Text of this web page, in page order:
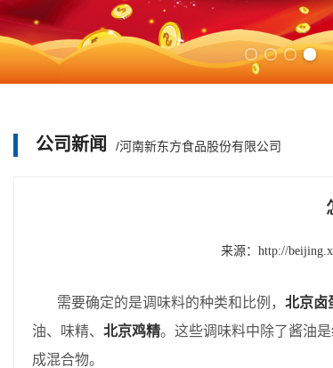
公司新闻 /河南新东方食品股份有限公司
来源： http://
需要确定的是调味料的种类和比例， 北京卤
油、味精、 北京鸡精。这些调味料中除了酱油
成混合物。